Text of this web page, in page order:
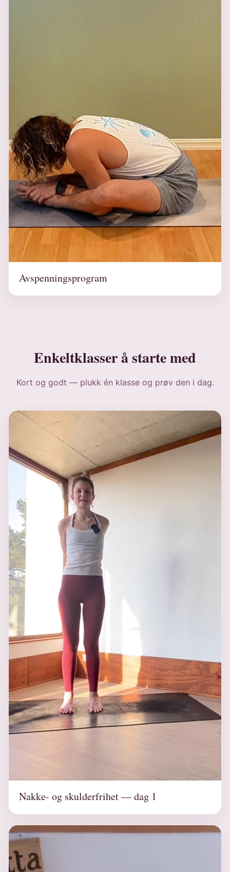
Avspenningsprogram
Enkeltklasser å starte med
Kort og godt — plukk én klasse og prøv den i dag.
Nakke- og skulderfrihet — dag 1